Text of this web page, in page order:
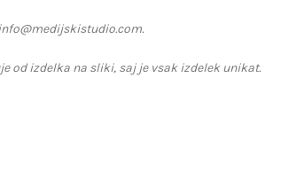
od izdelka na sliki, saj je vsak izdelek unikat.